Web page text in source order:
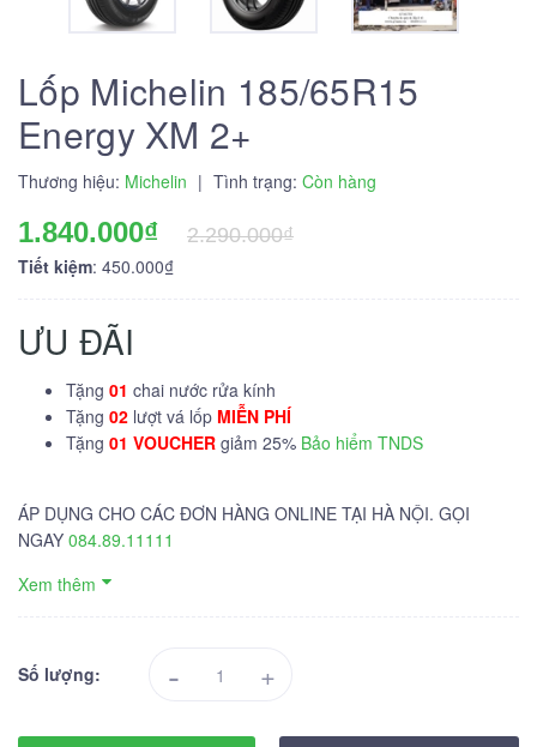
Lốp Michelin 185/65R15
Energy XM 2+
Thương hiệu: Michelin | Tình trạng: Còn hàng
1.840.000₫
2.290.000₫
Tiết kiệm: 450.000₫
ƯU ĐÃI
Tặng 01 chai nước rửa kính
Tặng 02 lượt vá lốp MIỄN PHÍ
Tặng 01 VOUCHER giảm 25% Bảo hiểm TNDS
ÁP DỤNG CHO CÁC ĐƠN HÀNG ONLINE TẠI HÀ NỘI. GỌI
NGAY 084.89.11111
Xem thêm
Số lượng: - +